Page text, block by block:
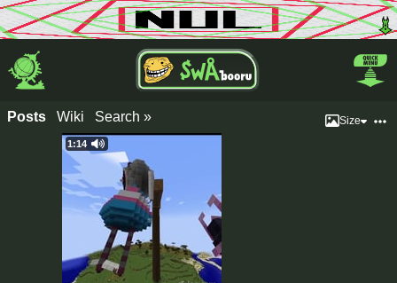
Posts Wiki Search » Size
1:14